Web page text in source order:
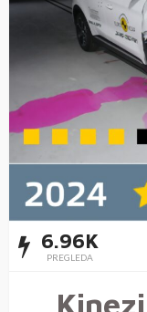
6.96K
PREGLEDA